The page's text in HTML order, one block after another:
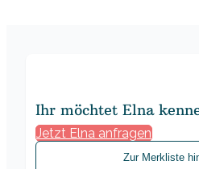
Ihr möchtet Elna
Jetzt Elna anfragen
Zur Merkliste